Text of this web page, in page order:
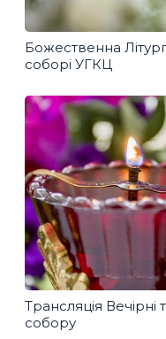
Божественна
соборі УГКЦ
Трансляція Вечірні
собору